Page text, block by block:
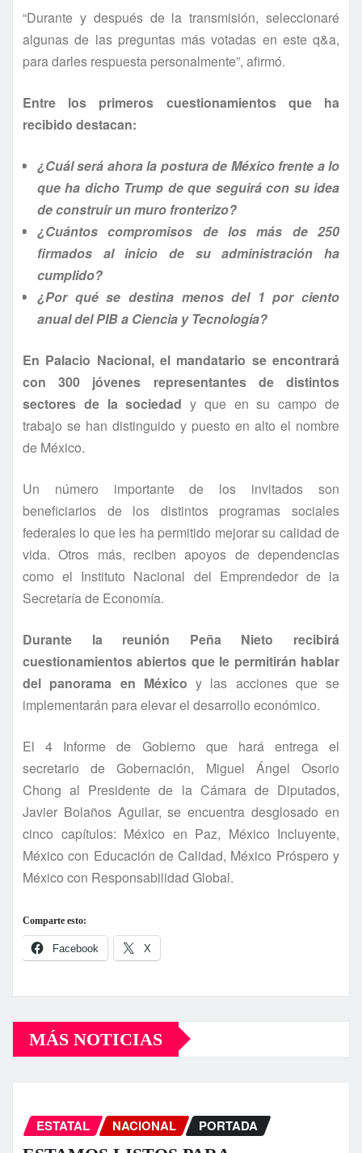
“Durante y después de la transmisión, seleccionaré
algunas de las preguntas más votadas en este q&a,
para darles respuesta personalmente”, afirmó.
Entre los primeros cuestionamientos que ha
recibido destacan:
¿Cuál será ahora la postura de México frente a lo
que ha dicho Trump de que seguirá con su idea
de construir un muro fronterizo?
¿Cuántos compromisos de los más de 250
firmados al inicio de su administración ha
cumplido?
¿Por qué se destina menos del 1 por ciento
anual del PIB a Ciencia y Tecnología?
En Palacio Nacional, el mandatario se encontrará
con 300 jóvenes representantes de distintos
sectores de la sociedad y que en su campo de
trabajo se han distinguido y puesto en alto el nombre
de México.
Un número importante de los invitados son
beneficiarios de los distintos programas sociales
federales lo que les ha permitido mejorar su calidad de
vida. Otros más, reciben apoyos de dependencias
como el Instituto Nacional del Emprendedor de la
Secretaría de Economía.
Durante la reunión Peña Nieto recibirá
cuestionamientos abiertos que le permitirán hablar
del panorama en México y las acciones que se
implementarán para elevar el desarrollo económico.
El 4 Informe de Gobierno que hará entrega el
secretario de Gobernación, Miguel Ángel Osorio
Chong al Presidente de la Cámara de Diputados,
Javier Bolaños Aguilar, se encuentra desglosado en
cinco capítulos: México en Paz, México Incluyente,
México con Educación de Calidad, México Próspero y
México con Responsabilidad Global.
Comparte esto:
Facebook X
MÁS NOTICIAS
ESTATAL NACIONAL PORTADA